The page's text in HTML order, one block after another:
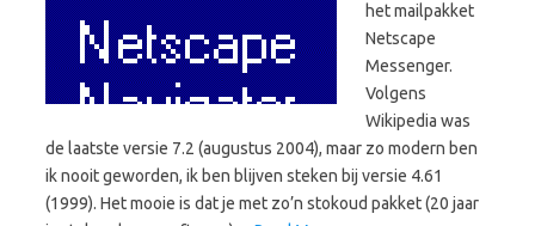
het mailpakket
Netscape
Messenger.
Volgens
Wikipedia was
de laatste versie 7.2 (augustus 2004), maar zo modern ben
ik nooit geworden, ik ben blijven steken bij versie 4.61
(1999). Het mooie is dat je met zo’n stokoud pakket (20 jaar